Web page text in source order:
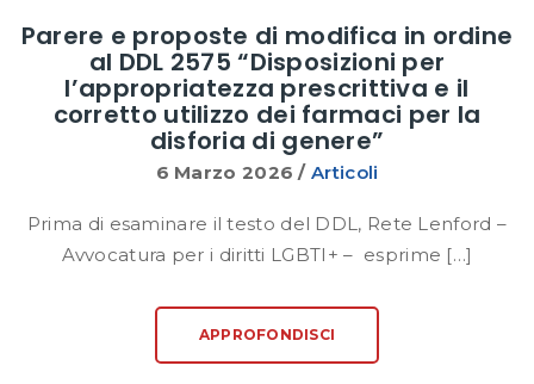
Parere e proposte di modifica in ordine
al DDL 2575 “Disposizioni per
l’appropriatezza prescrittiva e il
corretto utilizzo dei farmaci per la
disforia di genere”
6 Marzo 2026 / Articoli
Prima di esaminare il testo del DDL, Rete Lenford –
Avvocatura per i diritti LGBTI+ – esprime […]
APPROFONDISCI